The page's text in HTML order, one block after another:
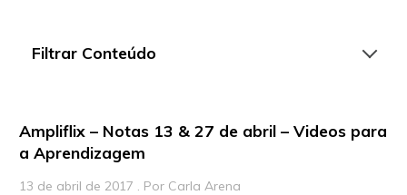
Filtrar Conteúdo
Artigos
Ampliflix – Notas 13 & 27 de abril – Videos para
a Aprendizagem
13 de abril de 2017 . Por Carla Arena